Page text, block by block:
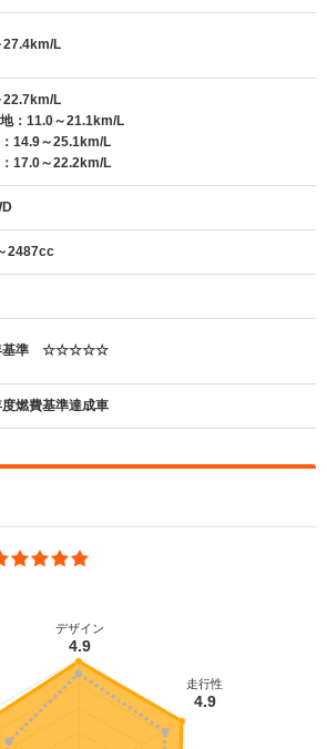
27.4km/L
22.7km/L
：11.0～21.1km/L
14.9～25.1km/L
17.0～22.2km/L
2487cc
基準 ☆☆☆☆☆
度燃費基準達成車
デザイン
4.9
走行性
4.9